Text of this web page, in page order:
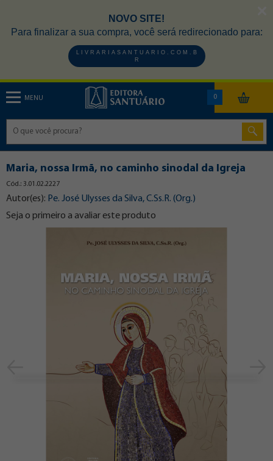
NOVO SITE!
Para finalizar a sua compra, você será redirecionado para:
L I V R A R I A S A N T U A R I O . C O M . B
R
MENU 0
Maria, nossa Irmã, no caminho sinodal da Igreja
Cód.: 3.01.02.2227
Autor(es): Pe. José Ulysses da Silva, C.Ss.R. (Org.)
Seja o primeiro a avaliar este produto